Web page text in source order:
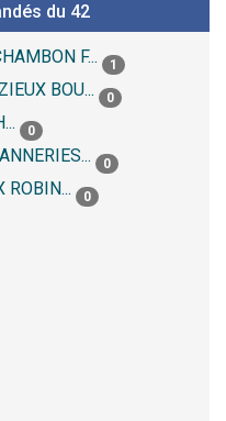
du 42
F... 1
BOU... 0
0
0
ROBIN... 0